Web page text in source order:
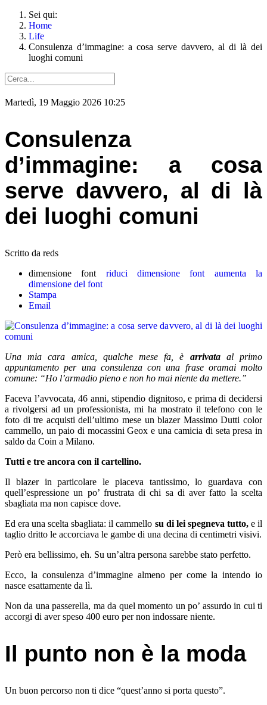
Sei qui:
Home
Life
Consulenza d’immagine: a cosa serve davvero, al di là dei
luoghi comuni
Martedì, 19 Maggio 2026 10:25
Consulenza
d’immagine: a cosa
serve davvero, al di là
dei luoghi comuni
Scritto da reds
dimensione font
riduci dimensione font
aumenta la
dimensione del font
Stampa
Email
Una mia cara amica, qualche mese fa, è arrivataal primo
appuntamento per una consulenza con una frase oramai molto
comune: “Ho l’armadio pieno e non ho mai niente da mettere.”
Faceva l’avvocata, 46 anni, stipendio dignitoso, e prima di decidersi
a rivolgersi ad un professionista, mi ha mostrato il telefono con le
foto di tre acquisti dell’ultimo mese un blazer Massimo Dutti color
cammello, un paio di mocassini Geox e una camicia di seta presa in
saldo da Coin a Milano.
Tutti e tre ancora con il cartellino.
Il blazer in particolare le piaceva tantissimo, lo guardava con
quell’espressione un po’ frustrata di chi sa di aver fatto la scelta
sbagliata ma non capisce dove.
Ed era una scelta sbagliata: il cammello su di lei spegneva tutto,e il
taglio dritto le accorciava le gambe di una decina di centimetri visivi.
Però era bellissimo, eh. Su un’altra persona sarebbe stato perfetto.
Ecco, la consulenza d’immagine almeno per come la intendo io
nasce esattamente da lì.
Non da una passerella, ma da quel momento un po’ assurdo in cui ti
accorgi di aver speso 400 euro per non indossare niente.
Il punto non è la moda
Un buon percorso non ti dice “quest’anno si porta questo”.